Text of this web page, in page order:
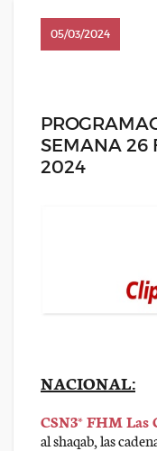
05/03/2024
SEMANA 26
2024
NACIONAL:
CSN3* FHM Las
al shaqab, las